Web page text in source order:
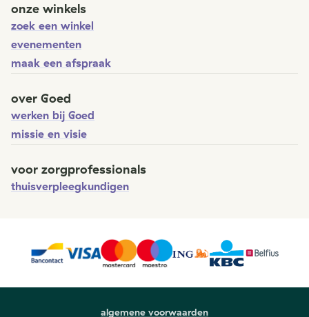
onze winkels
zoek een winkel
evenementen
maak een afspraak
over Goed
werken bij Goed
missie en visie
voor zorgprofessionals
thuisverpleegkundigen
algemene voorwaarden